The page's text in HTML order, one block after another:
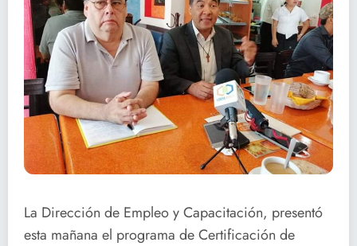
La Dirección de Empleo y Capacitación, presentó
esta mañana el programa de Certificación de